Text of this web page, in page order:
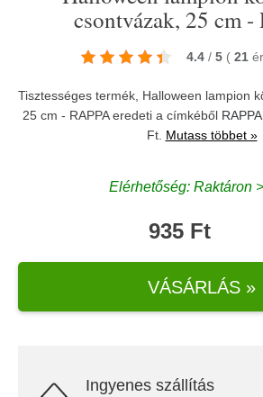
csontvázak, 25 cm -
4.4 / 5 ( 21
Tisztességes termék, Halloween lampion
25 cm - RAPPA eredeti a címkéből RAPPA
Ft. Mutass többet »
Elérhetőség: Raktáron
935 Ft
VÁSÁRLÁS »
Ingyenes szállítás